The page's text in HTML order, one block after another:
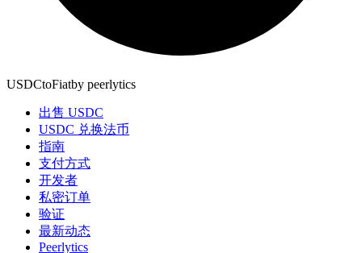
USDCtoFiatby peerlytics
出售 USDC
USDC 兑换法币
指南
支付方式
开发者
私密订单
验证
最新动态
Peerlytics